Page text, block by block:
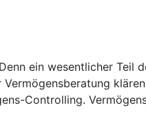
ein wesentlicher Teil
Controlling.